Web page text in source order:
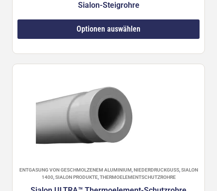
Sialon-Steigrohre
Optionen auswählen
ENTGASUNG VON GESCHMOLZENEM ALUMINIUM NIEDERDRUCKGUSS, SIALON
1400, SIALON PRODUKTE, THERMOELEMENTSCHUTZROHRE